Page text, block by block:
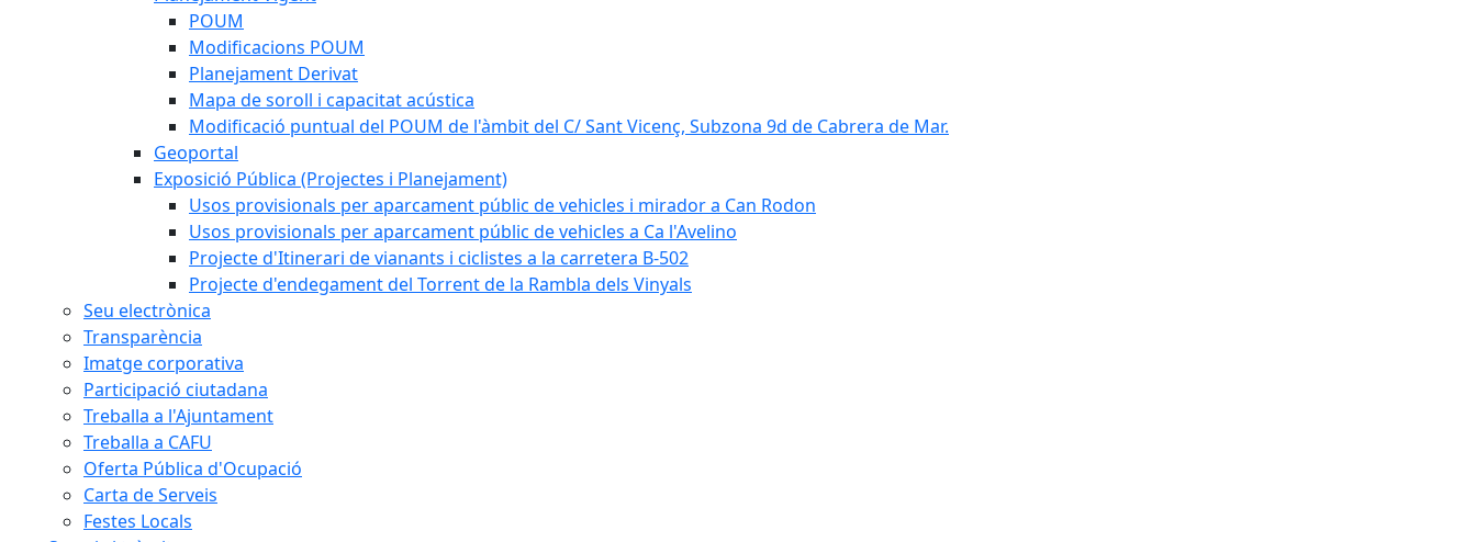
POUM
Modificacions POUM
Planejament Derivat
Mapa de soroll i capacitat acústica
Modificació puntual del POUM de l'àmbit del C/ Sant Vicenç, Subzona 9d de Cabrera de Mar.
Geoportal
Exposició Pública (Projectes i Planejament)
Usos provisionals per aparcament públic de vehicles i mirador a Can Rodon
Usos provisionals per aparcament públic de vehicles a Ca l'Avelino
Projecte d'Itinerari de vianants i ciclistes a la carretera B-502
Projecte d'endegament del Torrent de la Rambla dels Vinyals
Seu electrònica
Transparència
Imatge corporativa
Participació ciutadana
Treballa a l'Ajuntament
Treballa a CAFU
Oferta Pública d'Ocupació
Carta de Serveis
Festes Locals